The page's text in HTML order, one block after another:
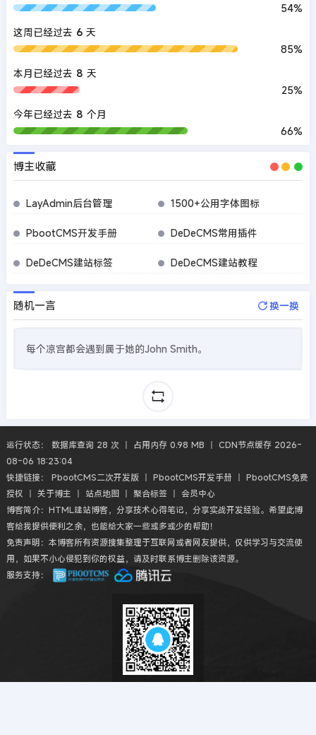
54%
这周已经过去 6 天
85%
本月已经过去 8 天
25%
今年已经过去 8 个月
66%
博主收藏
LayAdmin后台管理 1500+公用字体图标
PbootCMS开发手册 DeDeCMS常用插件
DeDeCMS建站标签 DeDeCMS建站教程
随机一言 换一换
每个凉宫都会遇到属于她的John Smith。
运行状态： 数据库查询 28 次 丨 占用内存 0.98 MB 丨 CDN节点缓存 2026-
08-06 18:23:04
快捷链接： PbootCMS二次开发版丨 PbootCMS开发手册 丨 PbootCMS免费
授权 丨 关于博主 丨 站点地图丨 聚合标签丨 会员中心
博客简介：HTML建站博客，分享技术心得笔记，分享实战开发经验。希望此博
客给我提供便利之余，也能给大家一些或多或少的帮助！
免责声明：本博客所有资源搜集整理于互联网或者网友提供，仅供学习与交流使
用，如果不小心侵犯到你的权益，请及时联系博主删除该资源。
服务支持：